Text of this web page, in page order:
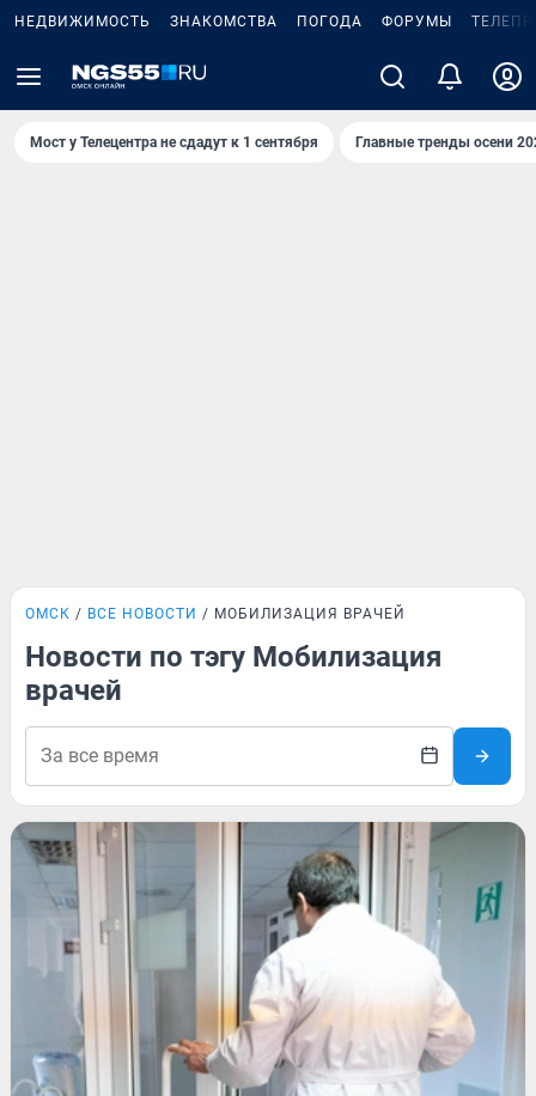
НЕДВИЖИМОСТЬ ЗНАКОМСТВА ПОГОДА ФОРУМЫ
Мост у Телецентра не сдадут к 1 сентября Главные тренды осени
ОМСК ВСЕ НОВОСТИ МОБИЛИЗАЦИЯ ВРАЧЕЙ
Новости по тэгу Мобилизация
врачей